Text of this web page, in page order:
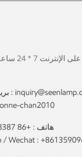
نحن
بريد إلكتروني :
chan2010
هاتف :+86 13590968387
/ Wechat :